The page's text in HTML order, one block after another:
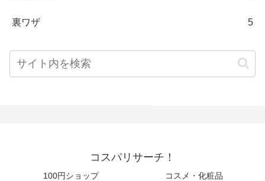
裏ワザ 5
コスパリサーチ！
100円ショップ コスメ・化粧品